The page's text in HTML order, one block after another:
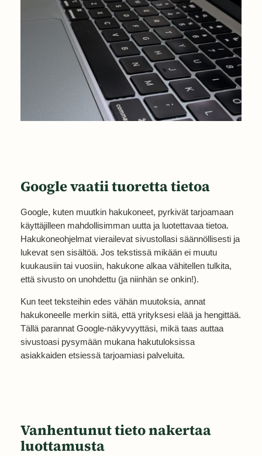
Google vaatii tuoretta tietoa
Google, kuten muutkin hakukoneet, pyrkivät tarjoamaan
käyttäjilleen mahdollisimman uutta ja luotettavaa tietoa.
Hakukoneohjelmat vierailevat sivustollasi säännöllisesti ja
lukevat sen sisältöä. Jos tekstissä mikään ei muutu
kuukausiin tai vuosiin, hakukone alkaa vähitellen tulkita,
että sivusto on unohdettu (ja niinhän se onkin!).
Kun teet teksteihin edes vähän muutoksia, annat
hakukoneelle merkin siitä, että yrityksesi elää ja hengittää.
Tällä parannat Google-näkyvyyttäsi, mikä taas auttaa
sivustoasi pysymään mukana hakutuloksissa
asiakkaiden etsiessä tarjoamiasi palveluita.
Vanhentunut tieto nakertaa
luottamusta